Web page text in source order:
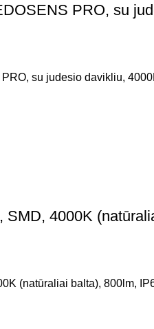
PRO, su
su judesio davikliu,
4000K
(natūraliai balta), 800lm,